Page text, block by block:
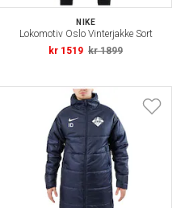
NIKE
Lokomotiv Oslo Vinterjakke Sort
kr 1519 kr 1899